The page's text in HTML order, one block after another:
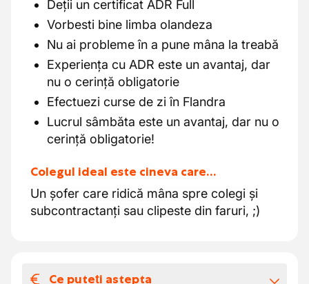
Deții un certificat ADR Full
Vorbesti bine limba olandeza
Nu ai probleme în a pune mâna la treabă
Experiența cu ADR este un avantaj, dar
nu o cerință obligatorie
Efectuezi curse de zi în Flandra
Lucrul sâmbăta este un avantaj, dar nu o
cerință obligatorie!
Colegul ideal este cineva care…
Un șofer care ridică mâna spre colegi și
subcontractanți sau clipeste din faruri, ;)
Ce puteți aștepta